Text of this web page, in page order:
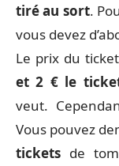
tiré au sort.
vous devez
Le prix du
et 2 € le
veut.
Vous pouvez
tickets de